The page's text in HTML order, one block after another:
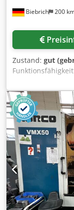
Biebrich 200
Zustand: gut
Baujahr 2008,
fach,
Spindeldrehzahl
Gewindebohrer,
Oberflächen
Werkzeug +
defekt,